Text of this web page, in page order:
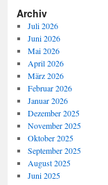
Archiv
Juli 2026
Juni 2026
Mai 2026
April 2026
März 2026
Februar 2026
Januar 2026
Dezember 2025
November 2025
Oktober 2025
September 2025
August 2025
Juni 2025